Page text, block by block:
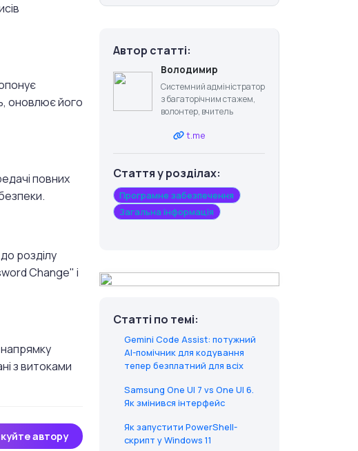
оновлює його
повних
розділу
Change" і
напрямку
з витоками
автору
Автор статті:
Володимир
Системний адміністратор
з багаторічним стажем,
волонтер, вчитель
t.me
Стаття у розділах:
Програмне забезпечення
Загальна інформація
Статті по темі:
Gemini Code Assist: потужний
AI-помічник для кодування
тепер безплатний для всіх
Samsung One UI 7 vs One UI 6.
Як змінився інтерфейс
Як запустити PowerShell-
скрипт у Windows 11